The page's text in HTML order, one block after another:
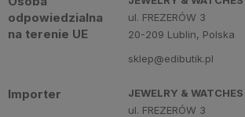
odpowiedzialna
na terenie UE
ul. FREZERÓW 3
20-209 Lublin, Polska
sklep@edibutik.pl
Importer
JEWELRY &
ul. FREZERÓW 3